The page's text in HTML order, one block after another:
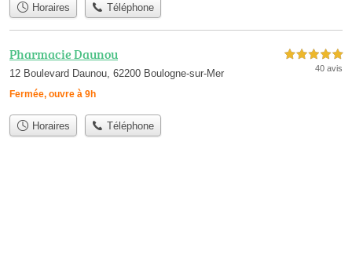
Horaires Téléphone
Pharmacie Daunou
12 Boulevard Daunou, 62200 Boulogne-sur-Mer
Fermée, ouvre à 9h
5,0 étoiles sur 5
40 avis
Horaires Téléphone